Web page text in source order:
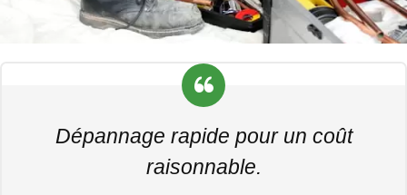
Dépannage rapide pour un coût
raisonnable.